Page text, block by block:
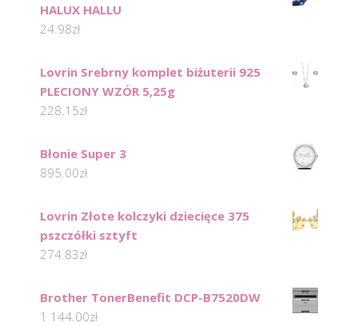
HALUX HALLU
24.98zł
Lovrin Srebrny komplet biżuterii 925
PLECIONY WZÓR 5,25g
228.15zł
Błonie Super 3
895.00zł
Lovrin Złote kolczyki dziecięce 375
pszczółki sztyft
274.83zł
Brother TonerBenefit DCP-B7520DW
1 144.00zł